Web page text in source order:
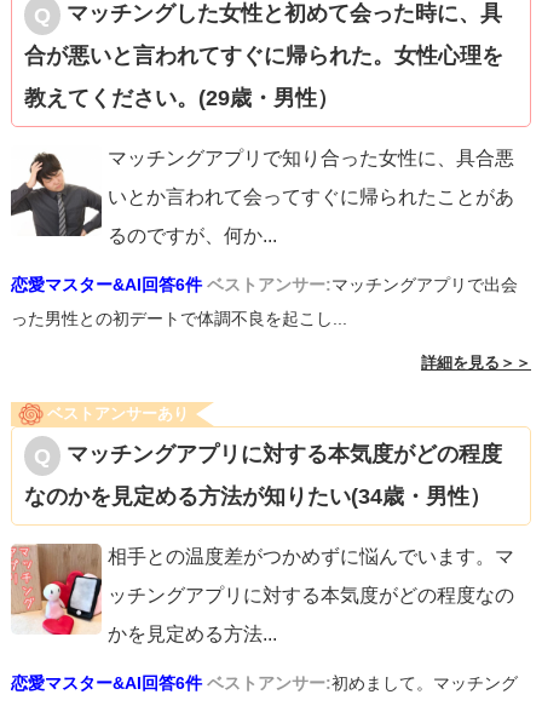
マッチングした女性と初めて会った時に、具
合が悪いと言われてすぐに帰られた。女性心理を
教えてください。(29歳・男性）
マッチングアプリで知り合った女性に、具合悪
いとか言われて会ってすぐに帰られたことがあ
るのですが、何か...
恋愛マスター&AI回答6件 ベストアンサー:マッチングアプリで出会
った男性との初デートで体調不良を起こし...
詳細を見る＞＞
ベストアンサーあり
マッチングアプリに対する本気度がどの程度
なのかを見定める方法が知りたい(34歳・男性）
相手との温度差がつかめずに悩んでいます。マ
ッチングアプリに対する本気度がどの程度なの
かを見定める方法...
恋愛マスター&AI回答6件 ベストアンサー:初めまして。マッチング